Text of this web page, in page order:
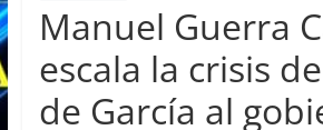
Manuel Guerra
escala la crisis
de García al